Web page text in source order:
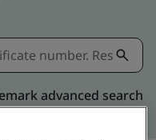
advanced search